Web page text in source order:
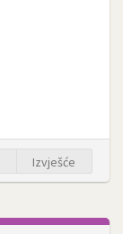
Izvješće